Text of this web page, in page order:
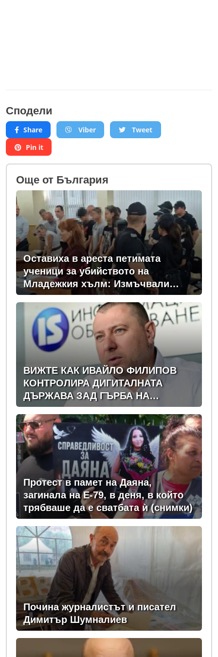
Сподели
Share Viber
Tweet
Pin it
Oще от България
Оставиха в ареста петимата
ученици за убийството на
Младежкия хълм: Измъчвали
Георги час, гаврили се с него и го
обрали
ВИЖТЕ КАК ИВАЙЛО ФИЛИПОВ
КОНТРОЛИРА ДИГИТАЛНАТА
ДЪРЖАВА ЗАД ГЪРБА НА
ПРАВИТЕЛСТВОТО?
(РАЗСЛЕДВАНЕ)
Протест в памет на Даяна,
загинала на Е-79, в деня, в който
трябваше да е сватбата ѝ (снимки)
Почина журналистът и писател
Димитър Шумналиев